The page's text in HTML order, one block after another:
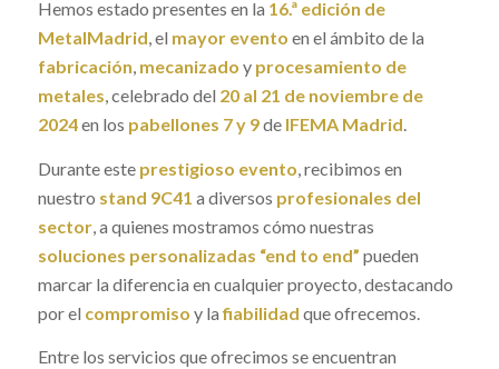
Hemos estado presentes en la 16.ª edición de
MetalMadrid, el mayor evento en el ámbito de la
fabricación, mecanizado y procesamiento de
metales, celebrado del 20 al 21 de noviembre de
2024en los pabellones 7 y 9de IFEMA Madrid.
Durante este prestigioso evento , recibimos en
nuestro stand 9C41 a diversos profesionales del
sector, a quienes mostramos cómo nuestras
soluciones personalizadas “end to end” pueden
marcar la diferencia en cualquier proyecto, destacando
por el compromiso y lafiabilidad que ofrecemos.
Entre los servicios que ofrecimos se encuentran